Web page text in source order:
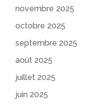
novembre 2025
octobre 2025
septembre 2025
août 2025
juillet 2025
juin 2025